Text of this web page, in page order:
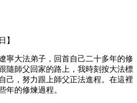
】
寧大法弟子，回首自己二十多年的修
隨師父回家的路上，我時刻按大法標
己，努力跟上師父正法進程。在這裡
年的修煉過程。